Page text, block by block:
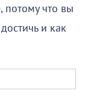
потому что вы
и как